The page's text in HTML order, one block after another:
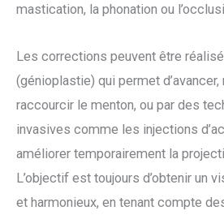
mastication, la phonation ou
Les corrections peuvent être
(génioplastie) qui permet d’avancer,
raccourcir le menton, ou par des
invasives comme les injections
améliorer temporairement la
L’objectif est toujours d’obtenir un
et harmonieux, en tenant compte